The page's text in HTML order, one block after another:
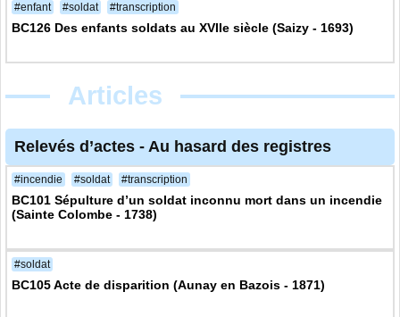
#enfant #soldat #transcription
BC126 Des enfants soldats au XVIIe siècle (Saizy - 1693)
Articles
Relevés d’actes - Au hasard des registres
#incendie #soldat #transcription
BC101 Sépulture d’un soldat inconnu mort dans un incendie
(Sainte Colombe - 1738)
#soldat
BC105 Acte de disparition (Aunay en Bazois - 1871)